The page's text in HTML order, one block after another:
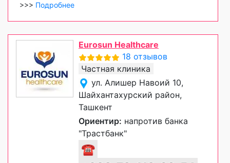
>>> Подробнее
Eurosun Healthcare
18 отзывов
Частная клиника
ул. Алишер Навоий 10,
Шайхантахурский район,
Ташкент
Ориентир: напротив банка
"Трастбанк"
☎